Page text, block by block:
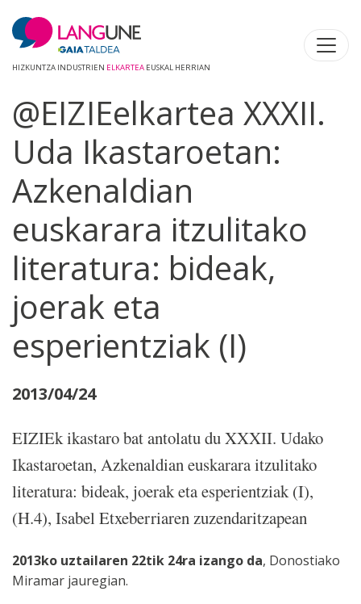
HIZKUNTZA INDUSTRIEN ELKARTEA EUSKAL HERRIAN
@EIZIEelkartea XXXII.
Uda Ikastaroetan:
Azkenaldian
euskarara itzulitako
literatura: bideak,
joerak eta
esperientziak (I)
2013/04/24
EIZIEk ikastaro bat antolatu du XXXII. Udako
Ikastaroetan, Azkenaldian euskarara itzulitako
literatura: bideak, joerak eta esperientziak (I),
(H.4), Isabel Etxeberriaren zuzendaritzapean
2013ko uztailaren 22tik 24ra izango da, Donostiako
Miramar jauregian.